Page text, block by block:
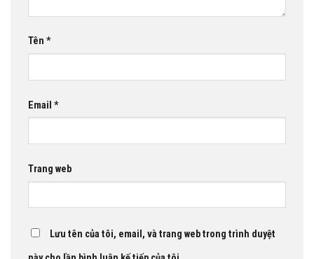
Tên *
Email *
Trang web
Lưu tên của tôi, email, và trang web trong trình duyệt